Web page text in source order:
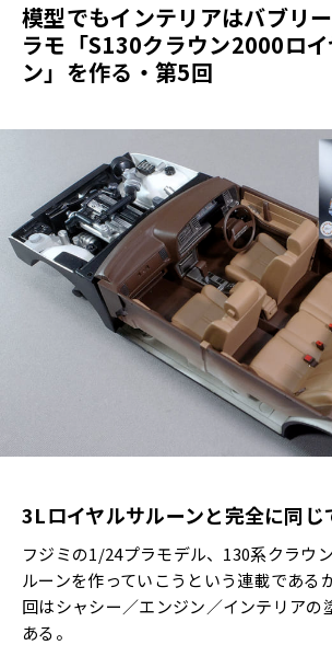
模型でもインテリアはバブリ
ラモ「S130クラウン2000ロ
ン」を作る・第5回
3Lロイヤルサルーンと完全に同じ
フジミの1/24プラモデル、130系クラウ
ルーンを作っていこうという連載である
回はシャシー／エンジン／インテリアの
ある。